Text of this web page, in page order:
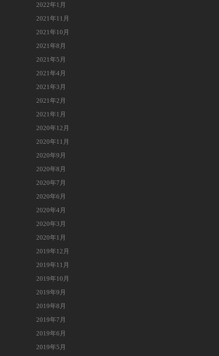
2022年1月
2021年11月
2021年10月
2021年8月
2021年5月
2021年4月
2021年3月
2021年2月
2021年1月
2020年12月
2020年11月
2020年9月
2020年8月
2020年7月
2020年6月
2020年4月
2020年3月
2020年1月
2019年12月
2019年11月
2019年10月
2019年9月
2019年8月
2019年7月
2019年6月
2019年5月